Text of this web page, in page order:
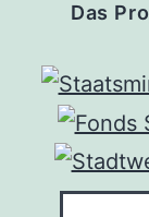
Das